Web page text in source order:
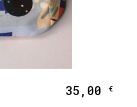
35,00 €